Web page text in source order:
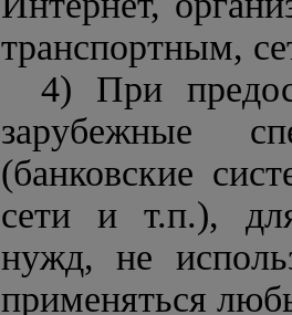
транспортным,
4) При
зарубежные
(банковские
сети и т.п.), для
нужд, не
применяться